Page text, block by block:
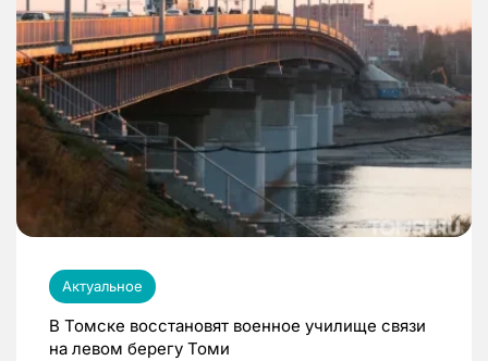
Актуальное
В Томске восстановят военное училище связи
на левом берегу Томи